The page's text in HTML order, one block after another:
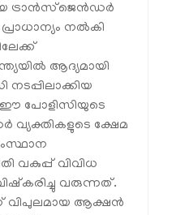
ട്രാന്‍സ്‌ജെന്‍ഡര്‍
നല്‍കി
ആദ്യമായി
പോളിസിയുടെ
വ്യക്തികളുടെ ക്ഷേമ
വകുപ്പ് വിവിധ
വരുന്നത്.
വിപുലമായ ആക്ഷന്‍